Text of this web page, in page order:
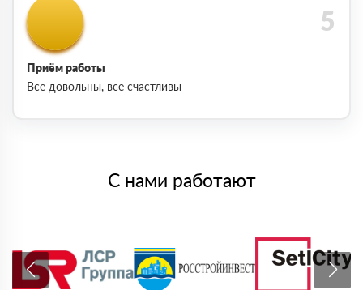
Приём работы
Все довольны, все счастливы
С нами работают